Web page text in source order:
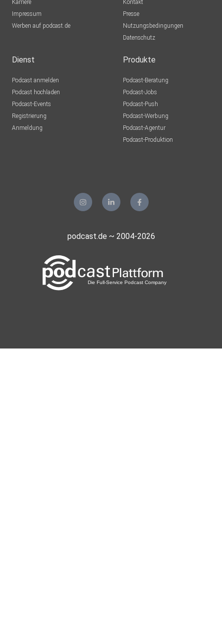
Karriere
Impressum
Werben auf podcast.de
Kontakt
Presse
Nutzungsbedingungen
Datenschutz
Dienst
Podcast anmelden
Podcast hochladen
Podcast-Events
Registrierung
Anmeldung
Produkte
Podcast-Beratung
Podcast-Jobs
Podcast-Push
Podcast-Werbung
Podcast-Agentur
Podcast-Produktion
podcast.de ~ 2004-2026